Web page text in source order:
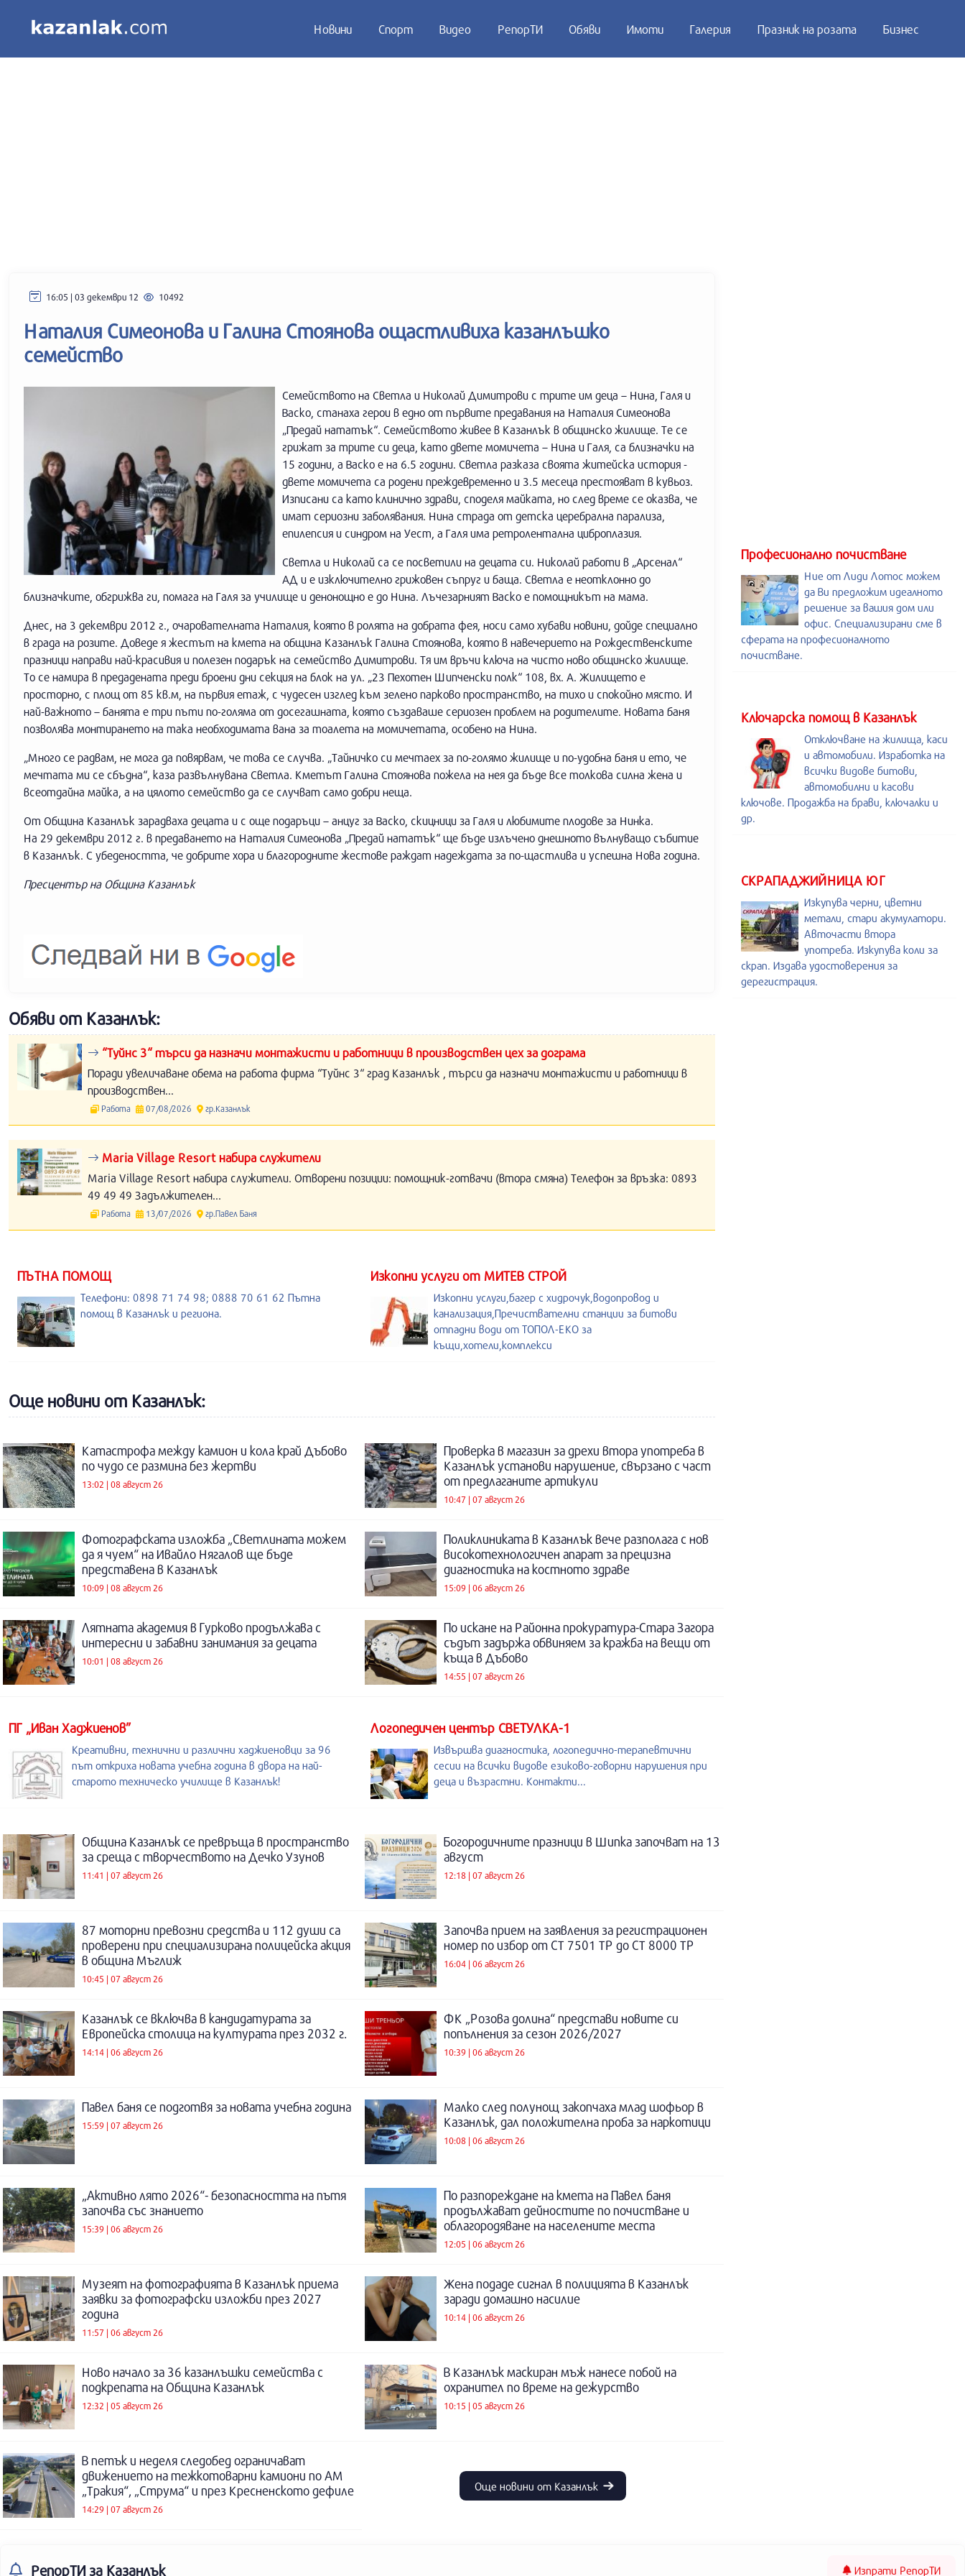
Новини Спорт Видео РепорТИ Обяви Имоти Галерия Празник на розата Бизнес
16:05 | 03 декември 12 10492
Наталия Симеонова и Галина Стоянова ощастливиха казанлъшко
семейство
Семейството на Светла и Николай Димитрови с трите им деца – Нина, Галя и
Васко, станаха герои в едно от първите предавания на Наталия Симеонова
„Предай нататък“. Семейството живее в Казанлък в общинско жилище. Те се
грижат за трите си деца, като двете момичета – Нина и Галя, са близначки на
15 години, а Васко е на 6.5 години. Светла разказа своята житейска история -
двете момичета са родени преждевременно и 3.5 месеца престояват в кувьоз.
Изписани са като клинично здрави, споделя майката, но след време се оказва, че
имат сериозни заболявания. Нина страда от детска церебрална парализа,
епилепсия и синдром на Уест, а Галя има ретролентална циброплазия.
Светла и Николай са се посветили на децата си. Николай работи в „Арсенал“
АД и е изключително грижовен съпруг и баща. Светла е неотклонно до
близначките, обгрижва ги, помага на Галя за училище и денонощно е до Нина. Лъчезарният Васко е помощникът на мама.
Днес, на 3 декември 2012 г., очарователната Наталия, която в ролята на добрата фея, носи само хубави новини, дойде специално
в града на розите. Доведе я жестът на кмета на община Казанлък Галина Стоянова, която в навечерието на Рождественските
празници направи най-красивия и полезен подарък на семейство Димитрови. Тя им връчи ключа на чисто ново общинско жилище.
То се намира в предадената преди броени дни секция на блок на ул. „23 Пехотен Шипченски полк“ 108, вх. А. Жилището е
просторно, с площ от 85 кв.м, на първия етаж, с чудесен изглед към зелено парково пространство, на тихо и спокойно място. И
най-важното – банята е три пъти по-голяма от досегашната, която създаваше сериозен проблем на родителите. Новата баня
позволява монтирането на така необходимата вана за тоалета на момичетата, особено на Нина.
„Много се радвам, не мога да повярвам, че това се случва. „Тайничко си мечтаех за по-голямо жилище и по-удобна баня и ето, че
мечтата ми се сбъдна“, каза развълнувана Светла. Кметът Галина Стоянова пожела на нея да бъде все толкова силна жена и
всеотдайна майка, а на цялото семейство да се случват само добри неща.
От Община Казанлък зарадваха децата и с още подаръци – анцуг за Васко, скицници за Галя и любимите плодове за Нинка.
На 29 декември 2012 г. в предаването на Наталия Симеонова „Предай нататък“ ще бъде излъчено днешното вълнуващо събитие
в Казанлък. С убедеността, че добрите хора и благородните жестове раждат надеждата за по-щастлива и успешна Нова година.
Пресцентър на Община Казанлък
Обяви от Казанлък:
“Туйнс 3“ търси да назначи монтажисти и работници в производствен цех за дограма
Поради увеличаване обема на работа фирма “Туйнс 3“ град Казанлък , търси да назначи монтажисти и работници в
производствен...
Работа 07/08/2026 гр.Казанлък
Maria Village Resort набира служители
Maria Village Resort набира служители. Отворени позиции: помощник-готвачи (втора смяна) Телефон за връзка: 0893
49 49 49 Задължителен...
Работа 13/07/2026 гр.Павел Баня
Професионално почистване
Ние от Лиди Лотос можем
да Ви предложим идеалното
решение за вашия дом или
офис. Специализирани сме в
сферата на професионалното
почистване.
Kлючарска помощ в Казанлък
Отключване на жилища, каси
и автомобили. Изработка на
всички видове битови,
автомобилни и касови
ключове. Продажба на брави, ключалки и
др.
СКРАПАДЖИЙНИЦА ЮГ
Изкупува черни, цветни
метали, стари акумулатори.
Авточасти втора
употреба. Изкупува коли за
скрап. Издава удостоверения за
дерегистрация.
ПЪТНА ПОМОЩ
Телефони: 0898 71 74 98; 0888 70 61 62 Пътна
помощ в Казанлък и региона.
Изкопни услуги от МИТЕВ СТРОЙ
Изкопни услуги,багер с хидрочук,водопровод и
канализация,Пречиствателни станции за битови
отпадни води от ТОПОЛ-ЕКО за
къщи,хотели,комплекси
Още новини от Казанлък:
Катастрофа между камион и кола край Дъбово
по чудо се размина без жертви
13:02 | 08 август 26
Проверка в магазин за дрехи втора употреба в
Казанлък установи нарушение, свързано с част
от предлаганите артикули
10:47 | 07 август 26
Фотографската изложба „Светлината можем
да я чуем“ на Ивайло Нягалов ще бъде
представена в Казанлък
10:09 | 08 август 26
Поликлиниката в Казанлък вече разполага с нов
високотехнологичен апарат за прецизна
диагностика на костното здраве
15:09 | 06 август 26
Лятната академия в Гурково продължава с
интересни и забавни занимания за децата
10:01 | 08 август 26
По искане на Районна прокуратура-Стара Загора
съдът задържа обвиняем за кражба на вещи от
къща в Дъбово
14:55 | 07 август 26
ПГ „Иван Хаджиенов”
Креативни, технични и различни хаджиеновци за 96
път откриха новата учебна година в двора на най-
старото техническо училище в Казанлък!
Логопедичен център СВЕТУЛКА-1
Извършва диагностика, логопедично-терапевтични
сесии на всички видове езиково-говорни нарушения при
деца и възрастни. Контакти...
Община Казанлък се превръща в пространство
за среща с творчеството на Дечко Узунов
11:41 | 07 август 26
Богородичните празници в Шипка започват на 13
август
12:18 | 07 август 26
87 моторни превозни средства и 112 души са
проверени при специализирана полицейска акция
в община Мъглиж
10:45 | 07 август 26
Започва прием на заявления за регистрационен
номер по избор от СТ 7501 ТР до СТ 8000 ТР
16:04 | 06 август 26
Казанлък се включва в кандидатурата за
Европейска столица на културата през 2032 г.
14:14 | 06 август 26
ФК „Розова долина“ представи новите си
попълнения за сезон 2026/2027
10:39 | 06 август 26
Павел баня се подготвя за новата учебна година
15:59 | 07 август 26
Малко след полунощ закопчаха млад шофьор в
Казанлък, дал положителна проба за наркотици
10:08 | 06 август 26
„Активно лято 2026“- безопасността на пътя
започва със знанието
15:39 | 06 август 26
По разпореждане на кмета на Павел баня
продължават дейностите по почистване и
облагородяване на населените места
12:05 | 06 август 26
Музеят на фотографията в Казанлък приема
заявки за фотографски изложби през 2027
година
11:57 | 06 август 26
Жена подаде сигнал в полицията в Казанлък
заради домашно насилие
10:14 | 06 август 26
Ново начало за 36 казанлъшки семейства с
подкрепата на Община Казанлък
12:32 | 05 август 26
В Казанлък маскиран мъж нанесе побой на
охранител по време на дежурство
10:15 | 05 август 26
В петък и неделя следобед ограничават
движението на тежкотоварни камиони по АМ
„Тракия“, „Струма“ и през Кресненското дефиле
14:29 | 07 август 26
Още новини от Казанлък
РепорТИ за Казанлък Изпрати РепорТИ